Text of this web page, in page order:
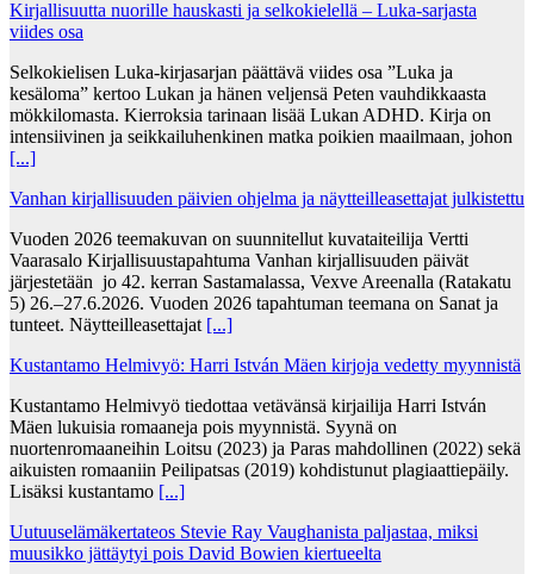
Kirjallisuutta nuorille hauskasti ja selkokielellä – Luka-sarjasta
viides osa
Selkokielisen Luka-kirjasarjan päättävä viides osa ”Luka ja
kesäloma” kertoo Lukan ja hänen veljensä Peten vauhdikkaasta
mökkilomasta. Kierroksia tarinaan lisää Lukan ADHD. Kirja on
intensiivinen ja seikkailuhenkinen matka poikien maailmaan, johon
[...]
Vanhan kirjallisuuden päivien ohjelma ja näytteilleasettajat julkistettu
Vuoden 2026 teemakuvan on suunnitellut kuvataiteilija Vertti
Vaarasalo Kirjallisuustapahtuma Vanhan kirjallisuuden päivät
järjestetään jo 42. kerran Sastamalassa, Vexve Areenalla (Ratakatu
5) 26.–27.6.2026. Vuoden 2026 tapahtuman teemana on Sanat ja
tunteet. Näytteilleasettajat [...]
Kustantamo Helmivyö: Harri István Mäen kirjoja vedetty myynnistä
Kustantamo Helmivyö tiedottaa vetävänsä kirjailija Harri István
Mäen lukuisia romaaneja pois myynnistä. Syynä on
nuortenromaaneihin Loitsu (2023) ja Paras mahdollinen (2022) sekä
aikuisten romaaniin Peilipatsas (2019) kohdistunut plagiaattiepäily.
Lisäksi kustantamo [...]
Uutuuselämäkertateos Stevie Ray Vaughanista paljastaa, miksi
muusikko jättäytyi pois David Bowien kiertueelta